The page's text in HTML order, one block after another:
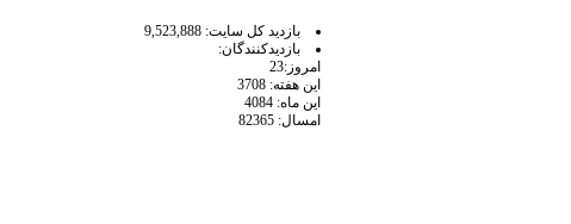
بازديد كل سايت: 9,523,888
بازديدكنندگان:
امروز:23
اين هفته: 3708
اين ماه: 4084
امسال: 82365